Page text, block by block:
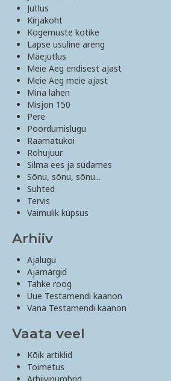
Jutlus
Kirjakoht
Kogemuste kotike
Lapse usuline areng
Mäejutlus
Meie Aeg endisest ajast
Meie Aeg meie ajast
Mina lähen
Misjon 150
Pere
Pöördumislugu
Raamatukoi
Rohujuur
Silma ees ja südames
Sõnu, sõnu, sõnu...
Suhted
Tervis
Vaimulik küpsus
Arhiiv
Ajalugu
Ajamärgid
Tahke roog
Uue Testamendi kaanon
Vana Testamendi kaanon
Vaata veel
Kõik artiklid
Toimetus